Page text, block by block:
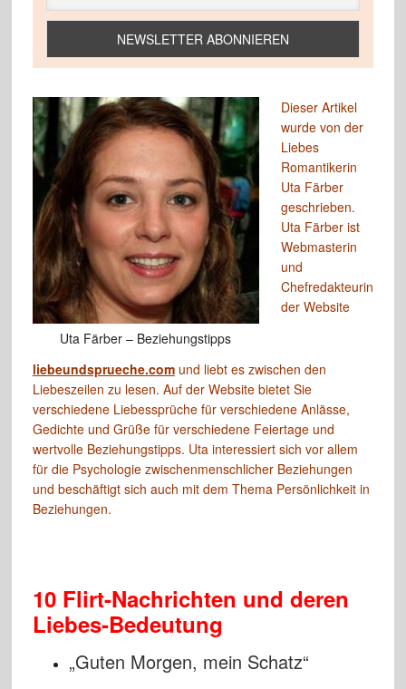
Uta Färber – Beziehungstipps
Dieser Artikel
wurde von der
Liebes
Romantikerin
Uta Färber
geschrieben.
Uta Färber ist
Webmasterin
und
Chefredakteurin
der Website
liebeundsprueche.comund liebt es zwischen den
Liebeszeilen zu lesen. Auf der Website bietet Sie
verschiedene Liebessprüche für verschiedene Anlässe,
Gedichte und Grüße für verschiedene Feiertage und
wertvolle Beziehungstipps. Uta interessiert sich vor allem
für die Psychologie zwischenmenschlicher Beziehungen
und beschäftigt sich auch mit dem Thema Persönlichkeit in
Beziehungen.
10 Flirt-Nachrichten und deren
Liebes-Bedeutung
„Guten Morgen, mein Schatz“